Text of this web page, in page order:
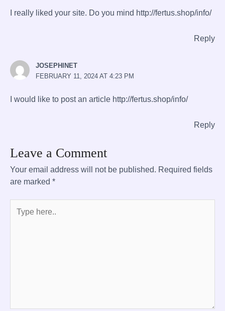
I really liked your site. Do you mind http://fertus.shop/info/
Reply
JOSEPHINET
FEBRUARY 11, 2024 AT 4:23 PM
I would like to post an article http://fertus.shop/info/
Reply
Leave a Comment
Your email address will not be published. Required fields
are marked *
here..